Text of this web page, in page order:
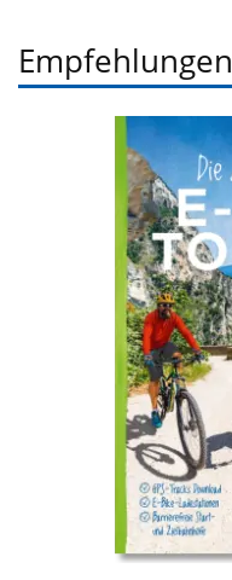
Empfehlungen